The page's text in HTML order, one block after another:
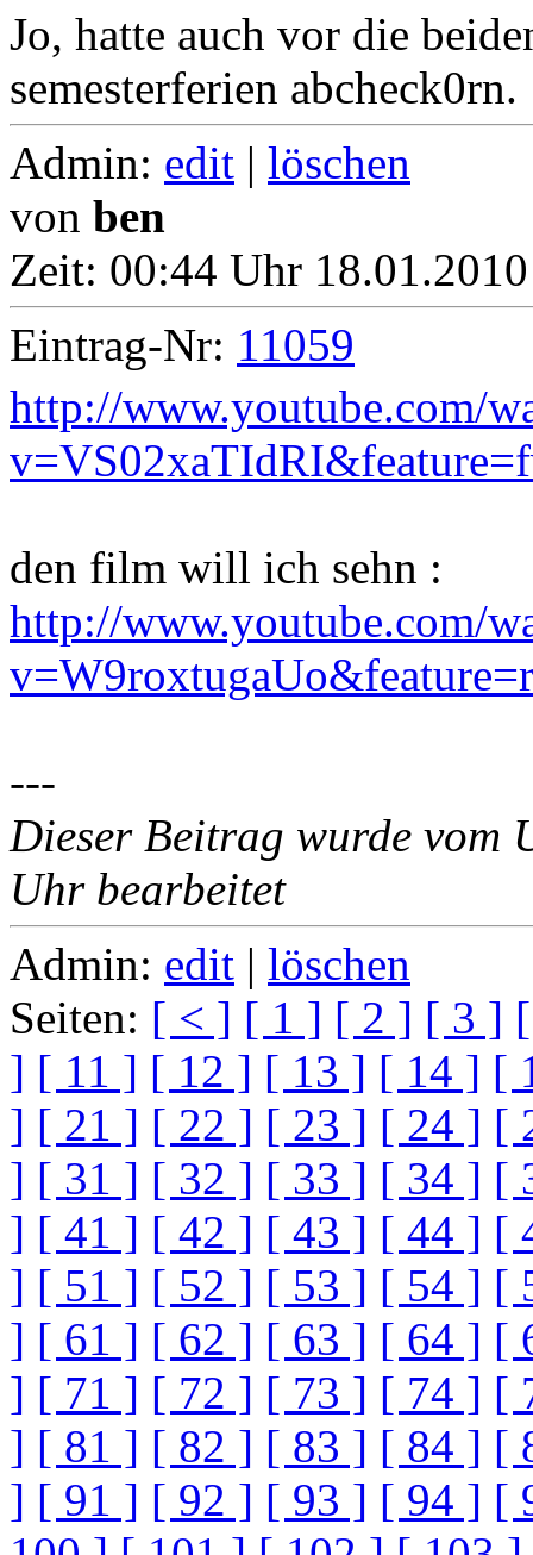
Jo, hatte auch vor die
semesterferien abcheck0rn.
Admin: edit | löschen
von ben
Zeit: 00:44 Uhr
Eintrag-Nr: 11059
http://www.youtube.com/
den film will ich sehn :
http://www.youtube.com/
---
Dieser Beitrag wurde vom
Uhr bearbeitet
Admin: edit | löschen
Seiten: [ < ] [ 1 ] [ 2 ] [ 3 ]
] [ 11 ] [ 12 ] [ 13 ] [ 14 ] [
] [ 21 ] [ 22 ] [ 23 ] [ 24 ] [
] [ 31 ] [ 32 ] [ 33 ] [ 34 ] [
] [ 41 ] [ 42 ] [ 43 ] [ 44 ] [
] [ 51 ] [ 52 ] [ 53 ] [ 54 ] [
] [ 61 ] [ 62 ] [ 63 ] [ 64 ] [
] [ 71 ] [ 72 ] [ 73 ] [ 74 ] [
] [ 81 ] [ 82 ] [ 83 ] [ 84 ] [
] [ 91 ] [ 92 ] [ 93 ] [ 94 ] [